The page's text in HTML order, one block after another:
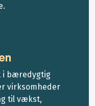
i bæredygtig
virksomheder
til vækst,